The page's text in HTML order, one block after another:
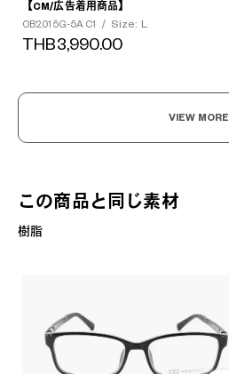
【CM/広告着用商品】
OB2015G-5A C1
/ Size: L
THB3,990.00
VIEW MORE
この商品と同じ素材
樹脂